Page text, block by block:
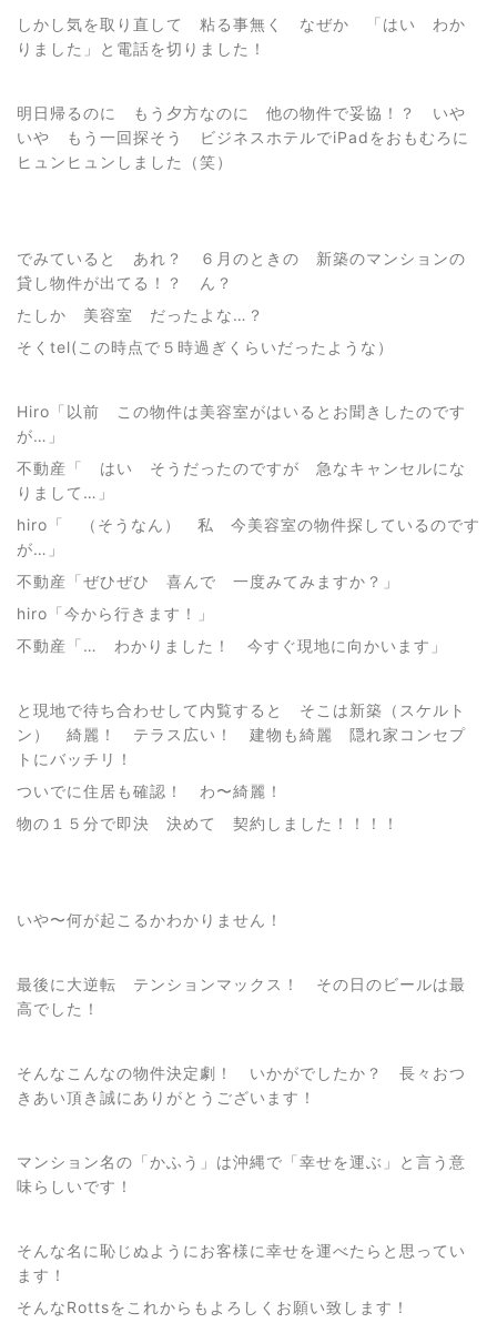
しかし気を取り直して 粘る事無く なぜか 「はい わか
りました」と電話を切りました！
明日帰るのに もう夕方なのに 他の物件で妥協！？ いや
いや もう一回探そう ビジネスホテルでiPadをおもむろに
ヒュンヒュンしました（笑）
でみていると あれ？ ６月のときの 新築のマンションの
貸し物件が出てる！？ ん？
たしか 美容室 だったよな…？
そくtel(この時点で５時過ぎくらいだったような）
Hiro「以前 この物件は美容室がはいるとお聞きしたのです
が…」
不動産「 はい そうだったのですが 急なキャンセルにな
りまして…」
hiro「 （そうなん） 私 今美容室の物件探しているのです
が…」
不動産「ぜひぜひ 喜んで 一度みてみますか？」
hiro「今から行きます！」
不動産「… わかりました！ 今すぐ現地に向かいます」
と現地で待ち合わせして内覧すると そこは新築（スケルト
ン） 綺麗！ テラス広い！ 建物も綺麗 隠れ家コンセプ
トにバッチリ！
ついでに住居も確認！ わ〜綺麗！
物の１５分で即決 決めて 契約しました！！！！
いや〜何が起こるかわかりません！
最後に大逆転 テンションマックス！ その日のビールは最
高でした！
そんなこんなの物件決定劇！ いかがでしたか？ 長々おつ
きあい頂き誠にありがとうございます！
マンション名の「かふう」は沖縄で「幸せを運ぶ」と言う意
味らしいです！
そんな名に恥じぬようにお客様に幸せを運べたらと思ってい
ます！
そんなRottsをこれからもよろしくお願い致します！